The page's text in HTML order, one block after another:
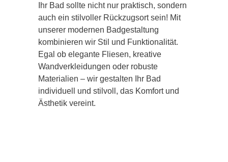
Ihr Bad sollte nicht nur praktisch, sondern
auch ein stilvoller Rückzugsort sein! Mit
unserer modernen Badgestaltung
kombinieren wir Stil und Funktionalität.
Egal ob elegante Fliesen, kreative
Wandverkleidungen oder robuste
Materialien – wir gestalten Ihr Bad
individuell und stilvoll, das Komfort und
Ästhetik vereint.